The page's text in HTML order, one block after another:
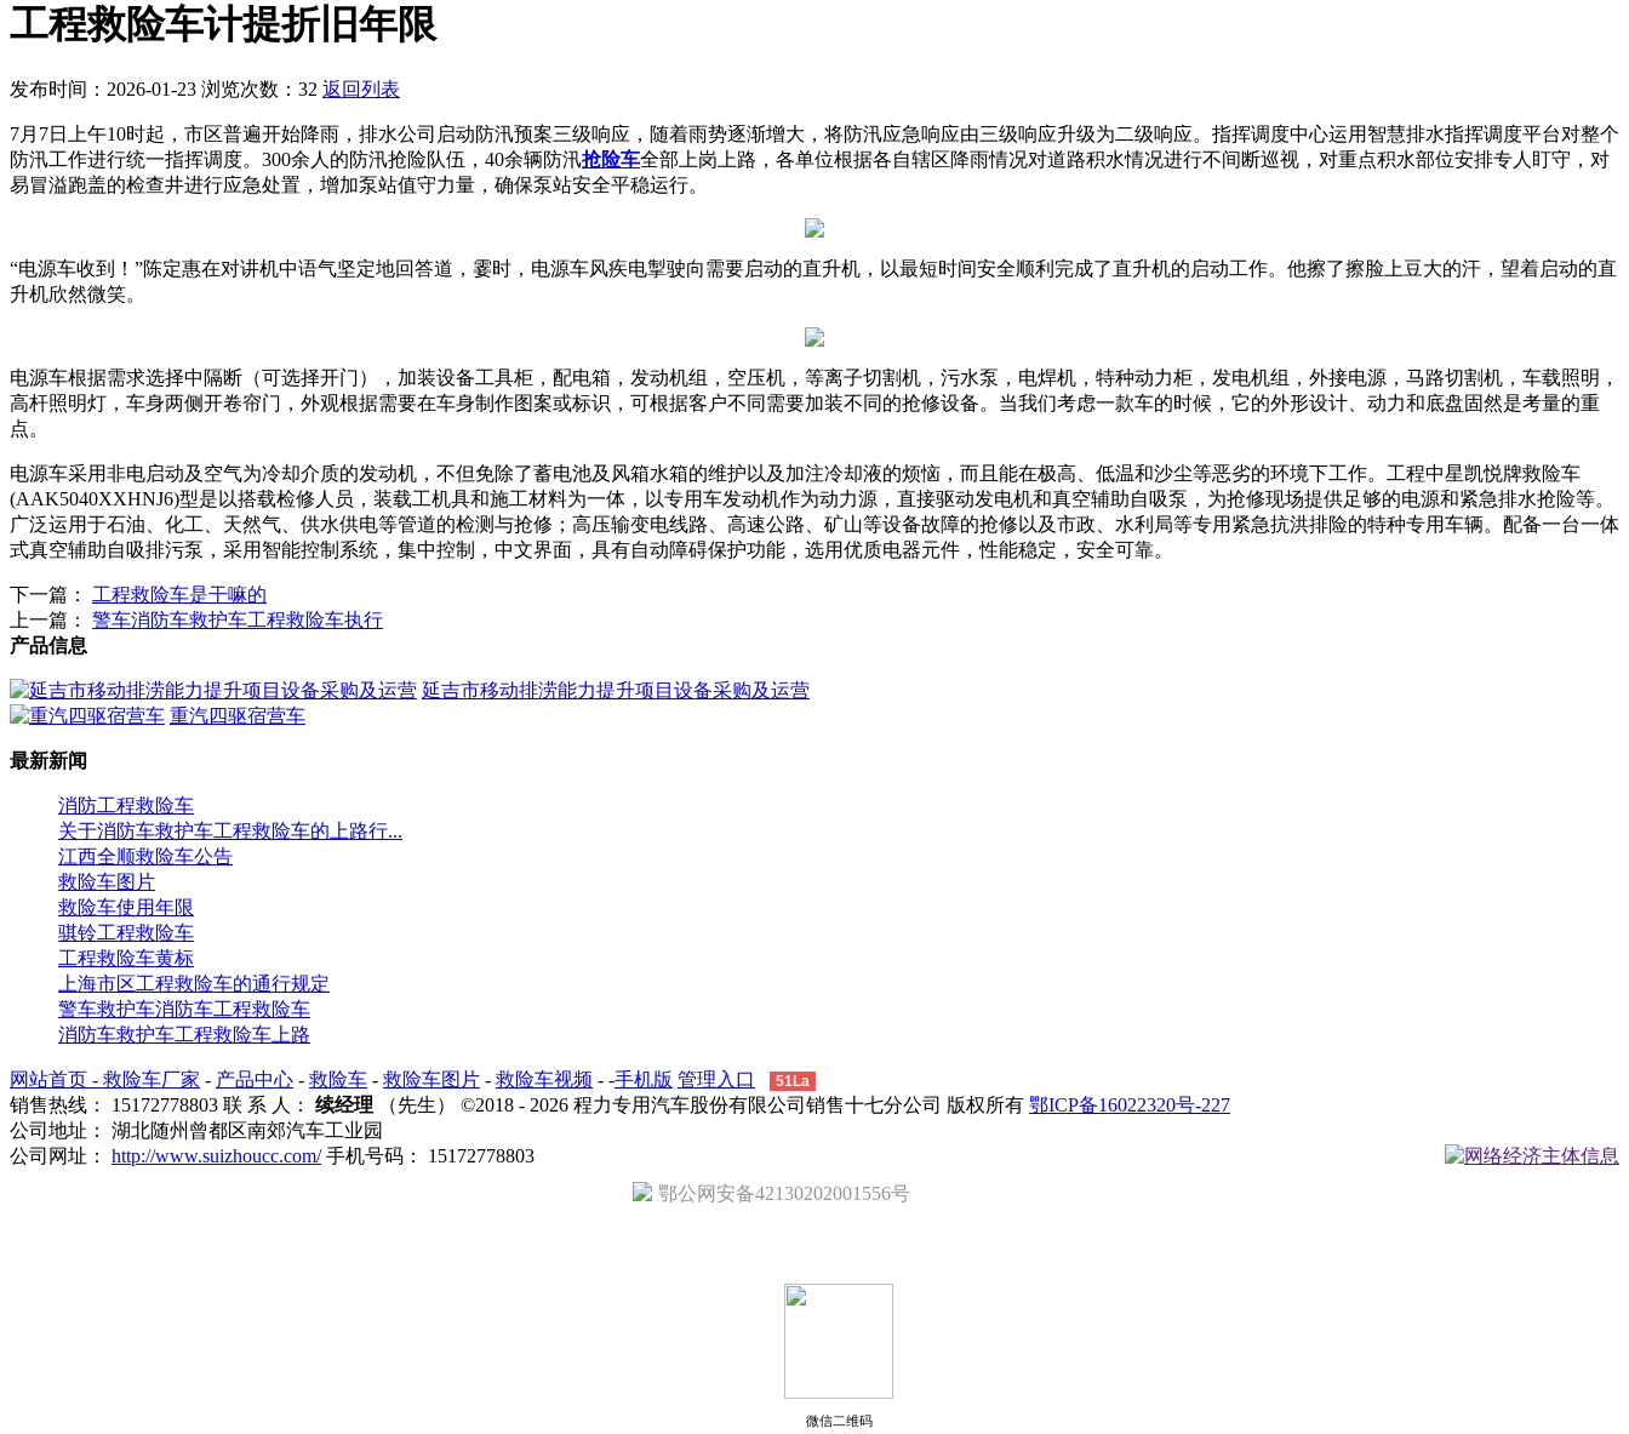
工程救险车计提折旧年限
发布时间：2026-01-23 浏览次数：32 返回列表
7月7日上午10时起，市区普遍开始降雨，排水公司启动防汛预案三级响应，随着雨势逐渐增大，将防汛应急响应由三级响应升级为二级响应。指挥调度中心运用智慧排水指挥调度平台对整个
防汛工作进行统一指挥调度。300余人的防汛抢险队伍，40余辆防汛抢险车全部上岗上路，各单位根据各自辖区降雨情况对道路积水情况进行不间断巡视，对重点积水部位安排专人盯守，对
易冒溢跑盖的检查井进行应急处置，增加泵站值守力量，确保泵站安全平稳运行。
“电源车收到！”陈定惠在对讲机中语气坚定地回答道，霎时，电源车风疾电掣驶向需要启动的直升机，以最短时间安全顺利完成了直升机的启动工作。他擦了擦脸上豆大的汗，望着启动的直
升机欣然微笑。
电源车根据需求选择中隔断（可选择开门），加装设备工具柜，配电箱，发动机组，空压机，等离子切割机，污水泵，电焊机，特种动力柜，发电机组，外接电源，马路切割机，车载照明，
高杆照明灯，车身两侧开卷帘门，外观根据需要在车身制作图案或标识，可根据客户不同需要加装不同的抢修设备。当我们考虑一款车的时候，它的外形设计、动力和底盘固然是考量的重
点。
电源车采用非电启动及空气为冷却介质的发动机，不但免除了蓄电池及风箱水箱的维护以及加注冷却液的烦恼，而且能在极高、低温和沙尘等恶劣的环境下工作。工程中星凯悦牌救险车
(AAK5040XXHNJ6)型是以搭载检修人员，装载工机具和施工材料为一体，以专用车发动机作为动力源，直接驱动发电机和真空辅助自吸泵，为抢修现场提供足够的电源和紧急排水抢险等。
广泛运用于石油、化工、天然气、供水供电等管道的检测与抢修；高压输变电线路、高速公路、矿山等设备故障的抢修以及市政、水利局等专用紧急抗洪排险的特种专用车辆。配备一台一体
式真空辅助自吸排污泵，采用智能控制系统，集中控制，中文界面，具有自动障碍保护功能，选用优质电器元件，性能稳定，安全可靠。
下一篇： 工程救险车是干嘛的
上一篇： 警车消防车救护车工程救险车执行
产品信息
延吉市移动排涝能力提升项目设备采购及运营
重汽四驱宿营车
最新新闻
消防工程救险车
关于消防车救护车工程救险车的上路行...
江西全顺救险车公告
救险车图片
救险车使用年限
骐铃工程救险车
工程救险车黄标
上海市区工程救险车的通行规定
警车救护车消防车工程救险车
消防车救护车工程救险车上路
网站首页 - 救险车厂家 - 产品中心 - 救险车 - 救险车图片 - 救险车视频 - -手机版 管理入口 51La
销售热线： 15172778803 联 系 人： 续经理 （先生） ©2018 - 2026 程力专用汽车股份有限公司销售十七分公司 版权所有 鄂ICP备16022320号-227
公司地址： 湖北随州曾都区南郊汽车工业园
公司网址： http://www.suizhoucc.com/手机号码： 15172778803
鄂公网安备42130202001556号
微信二维码